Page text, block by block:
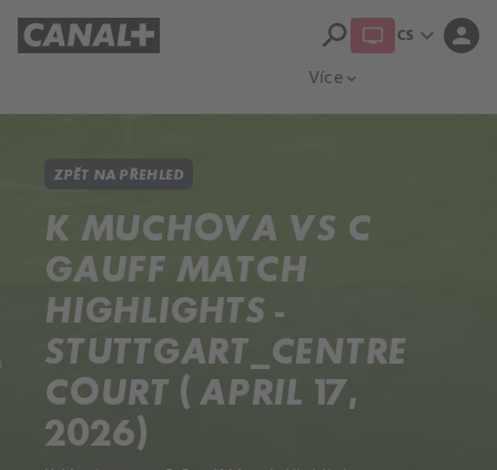
Více expand_more
search CS expand_more person
ZPĚT NA PŘEHLED
K MUCHOVA VS C
GAUFF MATCH
HIGHLIGHTS -
STUTTGART_CENTRE
COURT ( APRIL 17,
2026)